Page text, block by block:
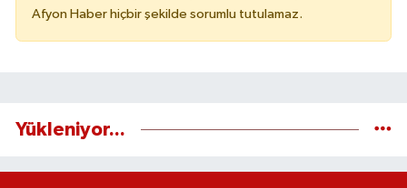
Afyon Haber hiçbir şekilde sorumlu tutulamaz.
Yükleniyor...